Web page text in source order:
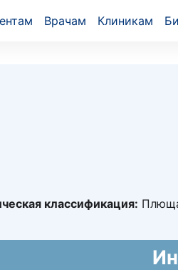
Врачам Клиникам
классификация: